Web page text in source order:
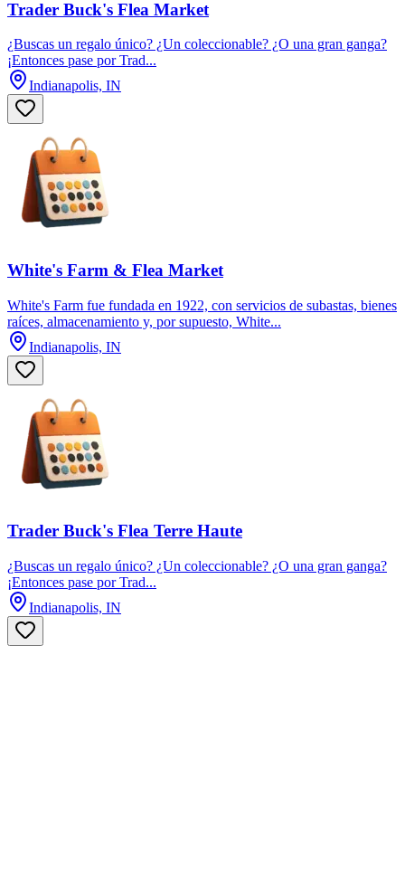
Trader Buck's Flea Market
¿Buscas un regalo único? ¿Un coleccionable? ¿O una gran ganga?
¡Entonces pase por Trad...
Indianapolis, IN
White's Farm & Flea Market
White's Farm fue fundada en 1922, con servicios de subastas, bienes
raíces, almacenamiento y, por supuesto, White...
Indianapolis, IN
Trader Buck's Flea Terre Haute
¿Buscas un regalo único? ¿Un coleccionable? ¿O una gran ganga?
¡Entonces pase por Trad...
Indianapolis, IN